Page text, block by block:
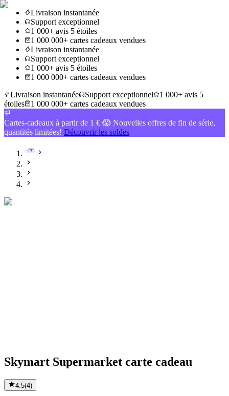
Livraison instantanée
Support exceptionnel
1 000+ avis 5 étoiles
1 000 000+ cartes cadeaux vendues
Livraison instantanée
Support exceptionnel
1 000+ avis 5 étoiles
1 000 000+ cartes cadeaux vendues
Livraison instantanée
Support exceptionnel
1 000+ avis 5
étoiles
1 000 000+ cartes cadeaux vendues
Cartes-cadeaux à partir de 1 € 😱 Nouvelles offres de fin de série,
quantités limitées! Découvrir les soldes
Skymart Supermarket carte cadeau
4.5(4)